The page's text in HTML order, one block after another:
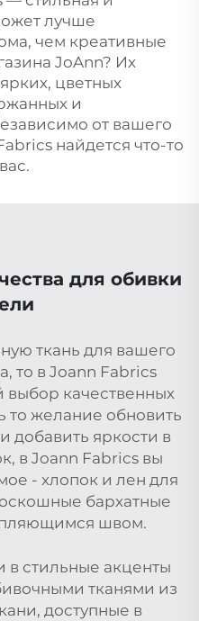
лучше
чем креативные
JoAnn? Их
цветных
и
от вашего
найдется что-то
для обивки
ткань для вашего
то в Joann Fabrics
качественных
то желание обновить
добавить яркости в
в Joann Fabrics вы
- хлопок и лен для
бархатные
швом.
стильные акценты
тканями из
доступные в